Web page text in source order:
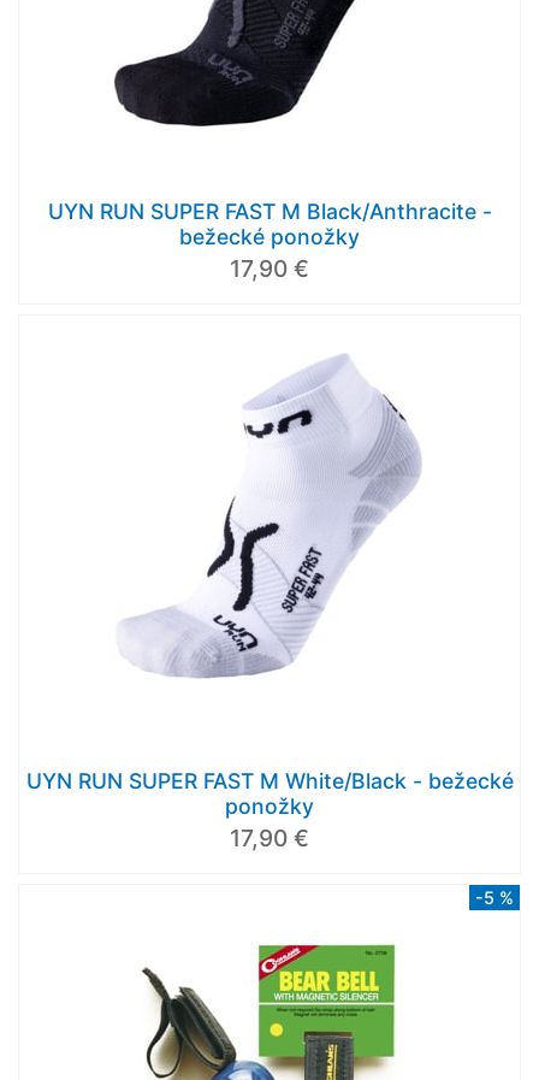
UYN RUN SUPER FAST M Black/Anthracite -
bežecké ponožky
17,90 €
UYN RUN SUPER FAST M White/Black - bežecké
ponožky
17,90 €
-5 %